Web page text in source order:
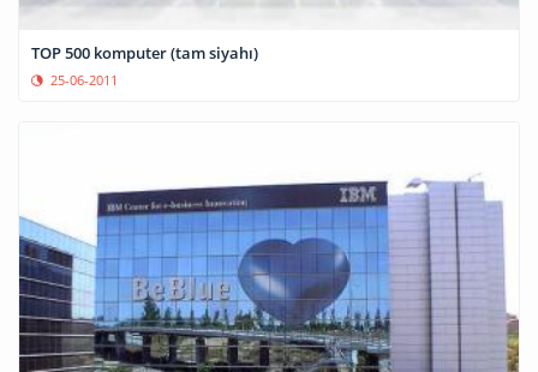
TOP 500 komputer (tam siyahı)
25-06-2011